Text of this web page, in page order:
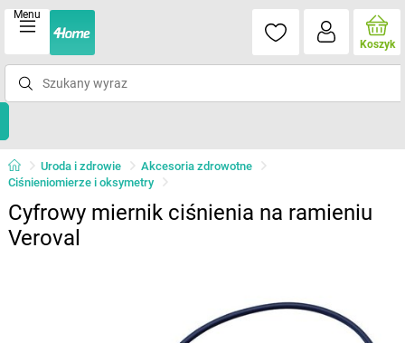
Menu
Koszyk
Uroda i zdrowie
Akcesoria zdrowotne
Ciśnieniomierze i oksymetry
Cyfrowy miernik ciśnienia na ramieniu
Veroval